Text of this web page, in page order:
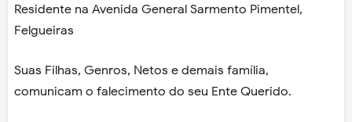
Residente na Avenida General Sarmento Pimentel,
Felgueiras
Suas Filhas, Genros, Netos e demais família,
comunicam o falecimento do seu Ente Querido.